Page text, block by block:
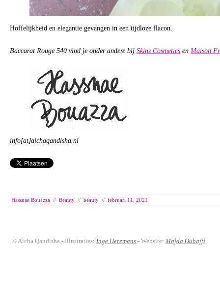
Hoffelijkheid en elegantie gevangen in een tijdloze flacon.
Baccarat Rouge 540 vind je onder andere bij Skins Cosmetics en Maison
info[at]aichaqandisha.nl
Hassnae Bouazza // Beauty // beauty // februari 11, 2021
© Aicha Qandisha - Illustraties: Inge Heremans - Website: Majda Ouhajji